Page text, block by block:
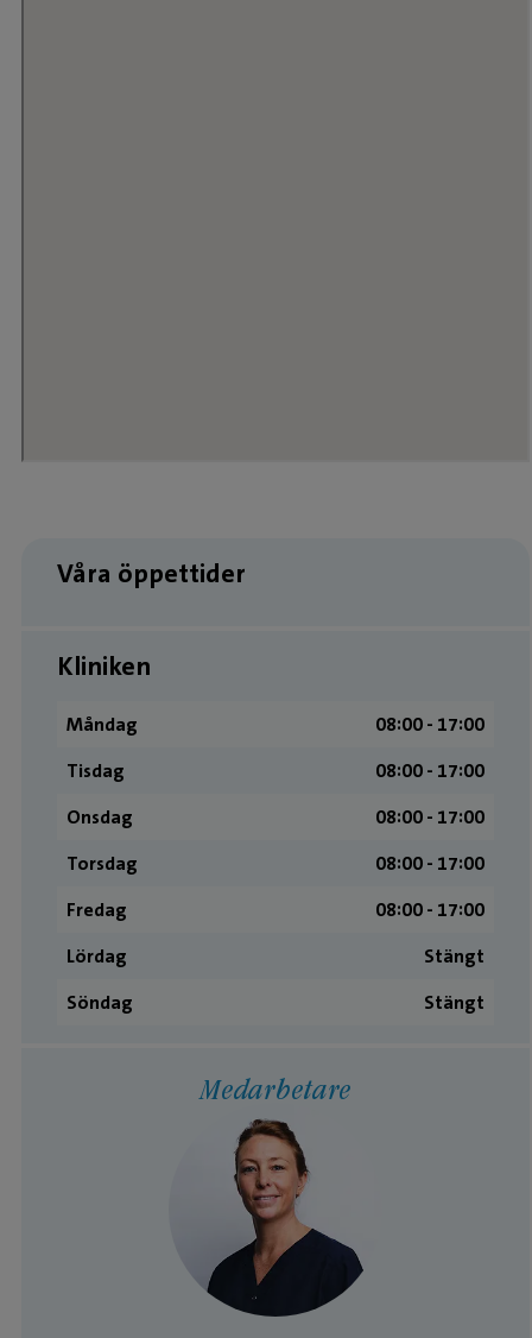
Våra öppettider
Kliniken
Måndag
08:00 ­- 17:00
Tisdag
08:00 ­- 17:00
Onsdag
08:00 ­- 17:00
Torsdag
08:00 ­- 17:00
Fredag
08:00 ­- 17:00
Lördag
Stängt
Söndag
Stängt
Medarbetare